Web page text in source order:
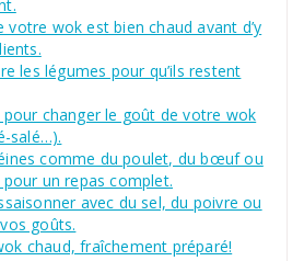
votre wok est bien chaud avant d’y
les légumes pour qu’ils restent
pour changer le goût de votre wok
salé…).
comme du poulet, du bœuf ou
un repas complet.
avec du sel, du poivre ou
goûts.
chaud, fraîchement préparé!